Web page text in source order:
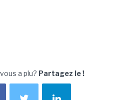
a plu? Partagez le !